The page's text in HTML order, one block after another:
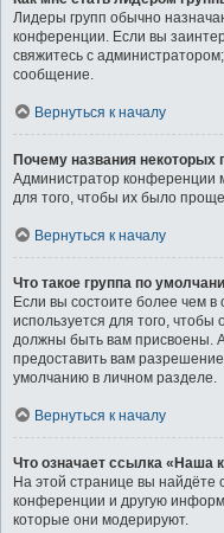
Лидеры групп обычно
конференции. Если вы
свяжитесь с
сообщение.
Вернуться к началу
Почему названия некоторых
Администратор конференции
для того, чтобы их было проще
Вернуться к началу
Что такое группа по
Если вы состоите более чем
используется для того, чтобы
должны быть вам присвоены.
предоставить вам
умолчанию в личном разделе.
Вернуться к началу
Что означает ссылка «Наша
На этой странице вы найдёте
конференции и другую
которые они модерируют.